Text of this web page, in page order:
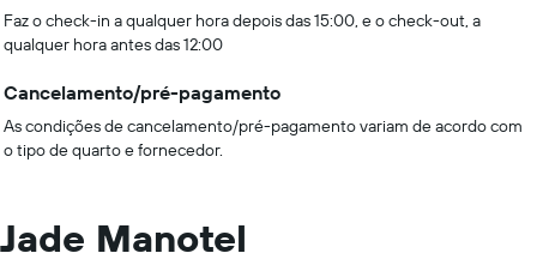
Faz o check-in a qualquer hora depois das 15:00, e o check-out, a
qualquer hora antes das 12:00
Cancelamento/pré-pagamento
As condições de cancelamento/pré-pagamento variam de acordo com
o tipo de quarto e fornecedor.
Jade Manotel